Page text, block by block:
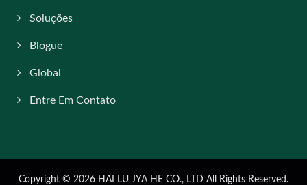
Soluções
Blogue
Global
Entre Em Contato
Copyright © 2026 HAI LU JYA HE CO., LTD All Rights Reserved.